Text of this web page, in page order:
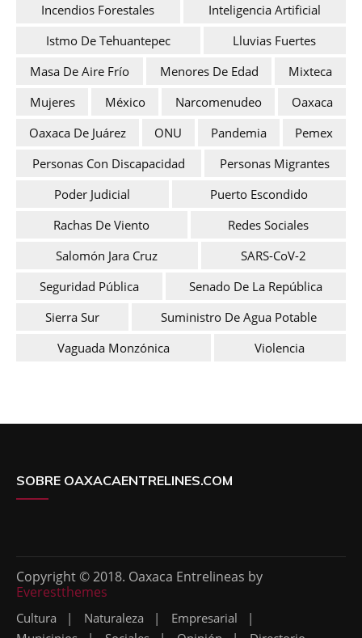
Incendios Forestales
Inteligencia Artificial
Istmo De Tehuantepec
Lluvias Fuertes
Masa De Aire Frío
Menores De Edad
Mixteca
Mujeres
México Narcomenudeo
Oaxaca
Oaxaca De Juárez
ONU Pandemia
Pemex
Personas Con Discapacidad
Personas Migrantes
Poder Judicial
Puerto Escondido
Rachas De Viento
Redes Sociales
Salomón Jara Cruz
SARS-CoV-2
Seguridad Pública
Senado De La República
Sierra Sur
Suministro De Agua Potable
Vaguada Monzónica
Violencia
SOBRE OAXACAENTRELINES.COM
Copyright © 2018. Oaxaca Entrelineas by
Everestthemes
Cultura Naturaleza
Empresarial